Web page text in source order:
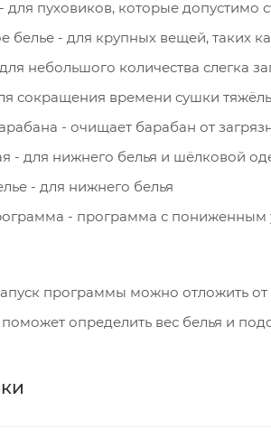
для пуховиков, которые допустимо
белье - для крупных вещей, таких
небольшого количества слегка
сокращения времени сушки
- очищает барабан от
- для нижнего белья и шёлковой
- для нижнего белья
- программа с
программы можно отложить от
определить вес белья и